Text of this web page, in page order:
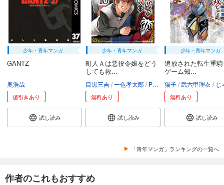
少年・青年マンガ
GANTZ
奥浩哉
値引きあり
試し読み
少年・青年マンガ
町人Ａは悪役令嬢をどう
しても救...
目黒三吉 一色孝太郎 Parum
無料あり
試し読み
少年・青年マンガ
追放された転生重
ゲーム知...
猫子 武六甲理衣 じゃ
無料あり
試し読み
「青年マンガ」ランキングの一覧へ
作者のこれもおすすめ